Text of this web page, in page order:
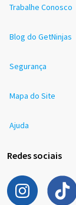
Trabalhe Conosco
Blog do GetNinjas
Segurança
Mapa do Site
Ajuda
Redes sociais